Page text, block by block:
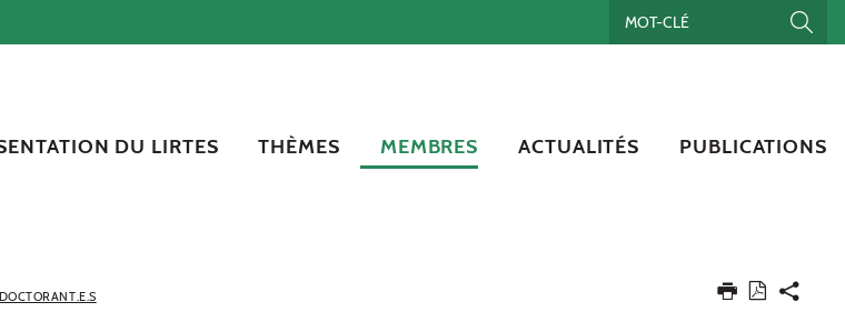
DU LIRTES THÈMES MEMBRES ACTUALITÉS PUBLICATIONS